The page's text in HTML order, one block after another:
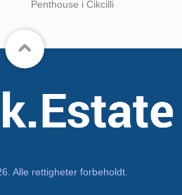
Penthouse i Cikcilli
Alle rettigheter forbeholdt.